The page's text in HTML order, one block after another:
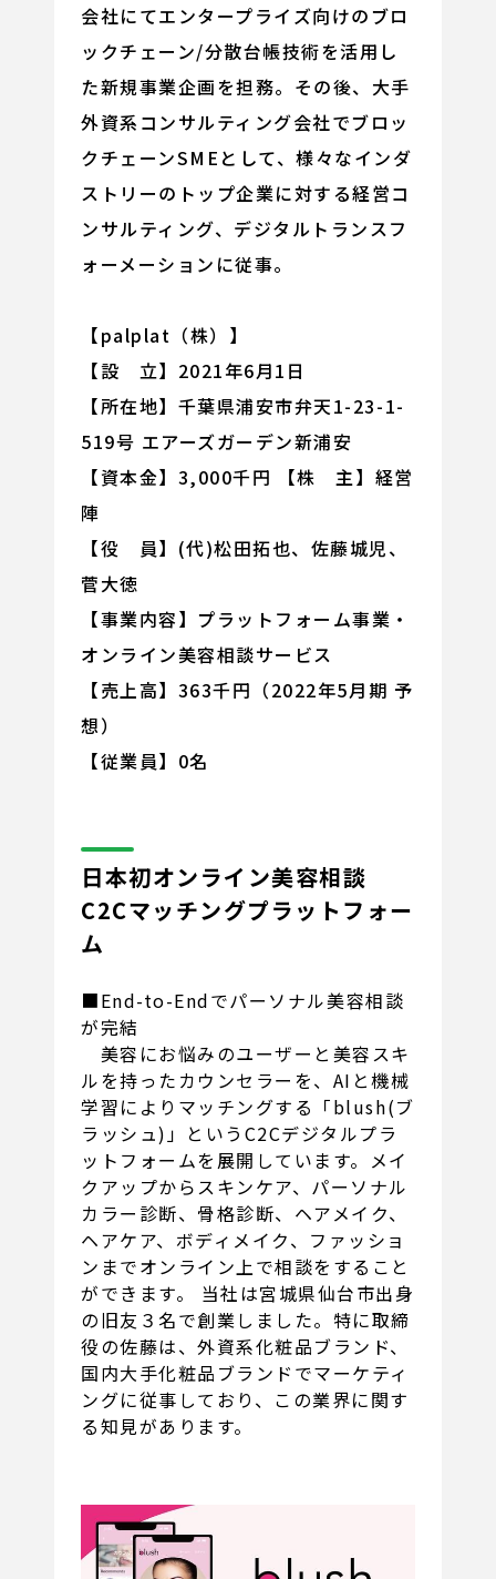
会社にてエンタープライズ向けのブロ
ックチェーン/分散台帳技術を活用し
た新規事業企画を担務。その後、大手
外資系コンサルティング会社でブロッ
クチェーンSMEとして、様々なインダ
ストリーのトップ企業に対する経営コ
ンサルティング、デジタルトランスフ
ォーメーションに従事。
【palplat（株）】
【設 立】2021年6月1日
【所在地】千葉県浦安市弁天1-23-1-
519号 エアーズガーデン新浦安
【資本金】3,000千円 【株 主】経営
陣
【役 員】(代)松田拓也、佐藤城児、
菅大徳
【事業内容】プラットフォーム事業・
オンライン美容相談サービス
【売上高】363千円（2022年5月期 予
想）
【従業員】0名
日本初オンライン美容相談
C2Cマッチングプラットフォー
ム
■End-to-Endでパーソナル美容相談
が完結
美容にお悩みのユーザーと美容スキ
ルを持ったカウンセラーを、AIと機械
学習によりマッチングする「blush(ブ
ラッシュ)」というC2Cデジタルプラ
ットフォームを展開しています。メイ
クアップからスキンケア、パーソナル
カラー診断、骨格診断、ヘアメイク、
ヘアケア、ボディメイク、ファッショ
ンまでオンライン上で相談をすること
ができます。 当社は宮城県仙台市出身
の旧友３名で創業しました。特に取締
役の佐藤は、外資系化粧品ブランド、
国内大手化粧品ブランドでマーケティ
ングに従事しており、この業界に関す
る知見があります。